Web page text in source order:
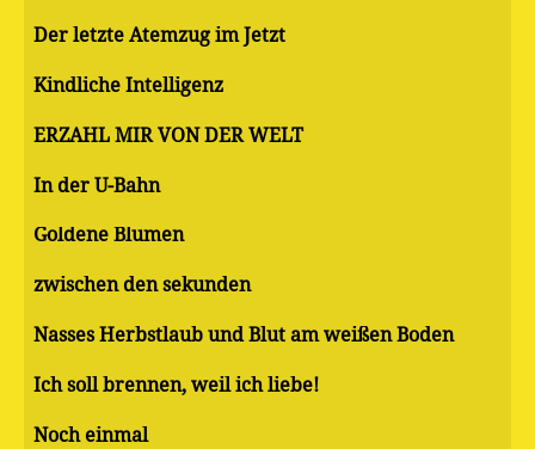
Der letzte Atemzug im Jetzt
Kindliche Intelligenz
ERZÄHL MIR VON DER WELT
In der U-Bahn
Goldene Blumen
zwischen den sekunden
Nasses Herbstlaub und Blut am weißen Boden
Ich soll brennen, weil ich liebe!
Noch einmal